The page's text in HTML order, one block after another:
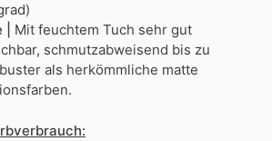
Mit feuchtem Tuch sehr gut
schmutzabweisend bis zu
als herkömmliche matte